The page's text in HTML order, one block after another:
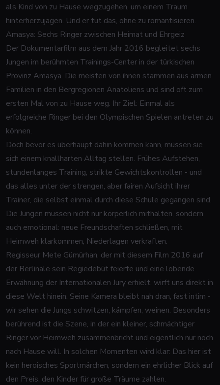
als Kind von zu Hause wegzugehen, um einem Traum
hinterherzujagen. Und er tut das, ohne zu romantisieren.
Amasya: Sechs Ringer zwischen Heimat und Ehrgeiz
Der Dokumentarfilm aus dem Jahr 2016 begleitet sechs
Jungen im berühmten Trainings-Center in der türkischen
Provinz Amasya. Die meisten von ihnen stammen aus armen
Familien in den Bergregionen Anatoliens und sind oft zum
ersten Mal von zu Hause weg. Ihr Ziel: Einmal als
erfolgreiche Ringer bei den Olympischen Spielen antreten zu
können.
Doch bevor es überhaupt dahin kommen kann, müssen sie
sich einem knallharten Alltag stellen. Frühes Aufstehen,
stundenlanges Training, strikte Gewichtskontrollen - und
das alles unter der strengen, aber fairen Aufsicht ihrer
Trainer, die selbst einmal durch diese Schule gegangen sind.
Die Jungen müssen nicht nur körperlich mithalten, sondern
auch emotional: neue Freundschaften schließen, mit
Heimweh klarkommen, Niederlagen verkraften.
Regisseur Mete Gümürhan, der mit diesem Film 2016 auf
der Berlinale sein Regiedebüt feierte und eine lobende
Erwähnung der Internationalen Jury erhielt, wirft uns direkt in
diese Welt hinein. Seine Kamera bleibt nah dran, fast intim -
wir sehen die Jungs schwitzen, kämpfen, weinen. Besonders
berührend ist die Szene, in der ein kleiner, schmächtiger
Ringer vor Heimweh zusammenbricht und eigentlich nur noch
nach Hause will. In solchen Momenten wird klar: Das hier ist
kein heroisches Sportmärchen, sondern ein ehrlicher Blick auf
den Preis, den Kinder für große Träume zahlen.